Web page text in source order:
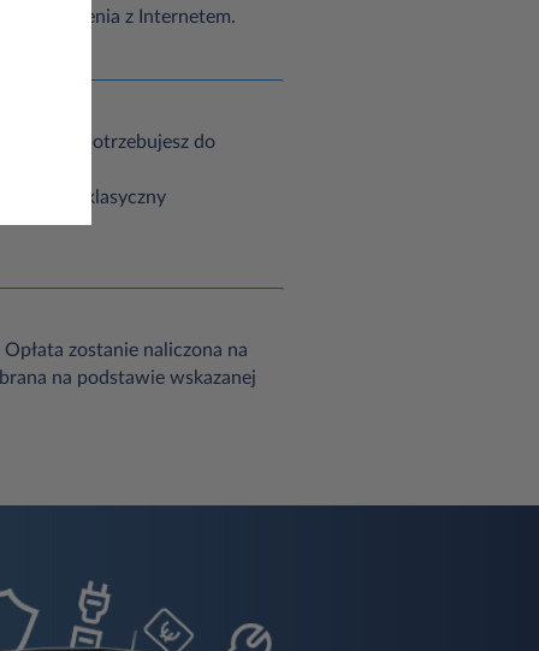
połączenia z Internetem.
które potrzebujesz do
jak klasyczny
zostanie naliczona na
na podstawie wskazanej